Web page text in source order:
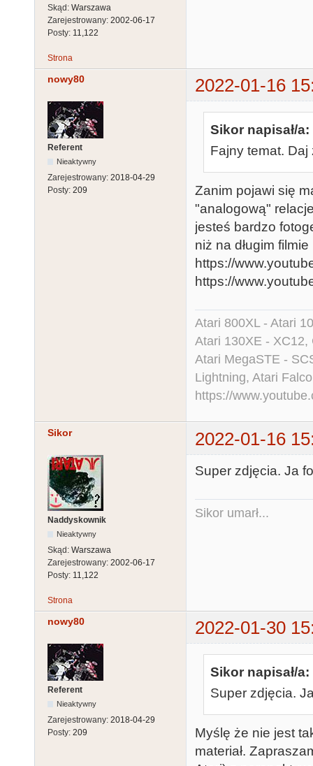
Skąd: Warszawa
Zarejestrowany: 2002-06-17
Posty: 11,122
Strona
nowy80 2022-01-16
Referent
Nieaktywny
Zarejestrowany: 2018-04-29
Posty: 209
Sikor napisał/a:
Fajny temat.
Zanim pojawi się
"analogową"
jesteś bardzo
niż na długim
https://
https://
Atari 800XL - Atari
Atari 130XE - XC12,
Atari MegaSTE -
Lightning, Atari
https://
Sikor 2022-01-16
Naddyskownik
Nieaktywny
Skąd: Warszawa
Zarejestrowany: 2002-06-17
Posty: 11,122
Super zdjęcia. Ja
Sikor umarł...
Strona
nowy80 2022-01-30
Referent
Nieaktywny
Zarejestrowany: 2018-04-29
Posty: 209
Sikor napisał/a:
Super zdjęcia.
Myślę że nie jest
materiał.